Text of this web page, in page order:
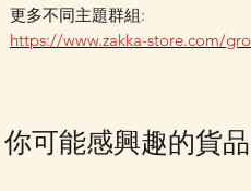
更多不同主題群組:
https://www.zakka-store.com/
你可能感興趣的貨品